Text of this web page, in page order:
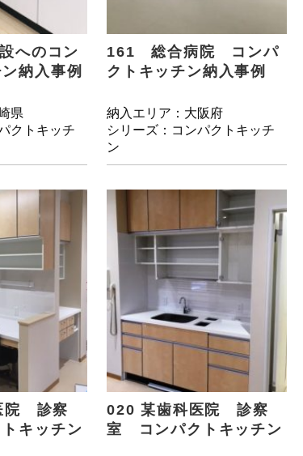
へのコン
納入事例
県
クトキッチ
161 総合病院 コンパ
クトキッチン納入事例
納入エリア：大阪府
シリーズ：コンパクトキッチ
ン
院 診察
キッチン
020 某歯科医院 診察
室 コンパクトキッチン